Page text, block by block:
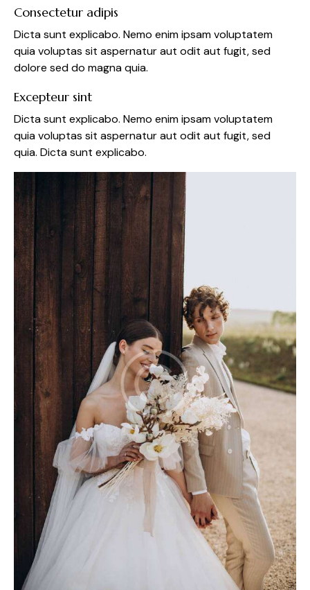
Consectetur adipis
Dicta sunt explicabo. Nemo enim ipsam voluptatem
quia voluptas sit aspernatur aut odit aut fugit, sed
dolore sed do magna quia.
Excepteur sint
Dicta sunt explicabo. Nemo enim ipsam voluptatem
quia voluptas sit aspernatur aut odit aut fugit, sed
quia. Dicta sunt explicabo.